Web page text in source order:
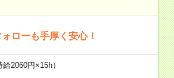
ローも手厚く安心！
2060円×15h）